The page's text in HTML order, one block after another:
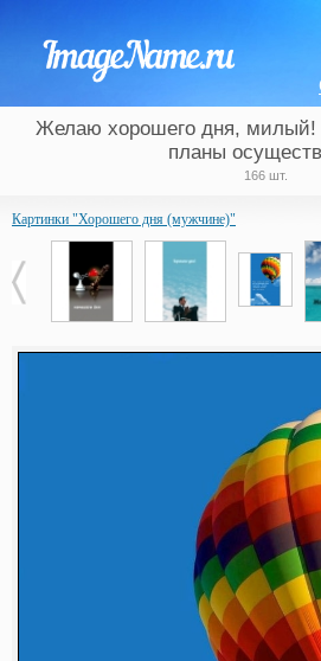
Желаю хорошего дня, милый!
планы
166 шт.
Картинки "Хорошего дня (мужчине)"